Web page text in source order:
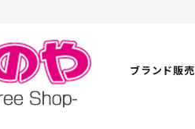
ブランド販売